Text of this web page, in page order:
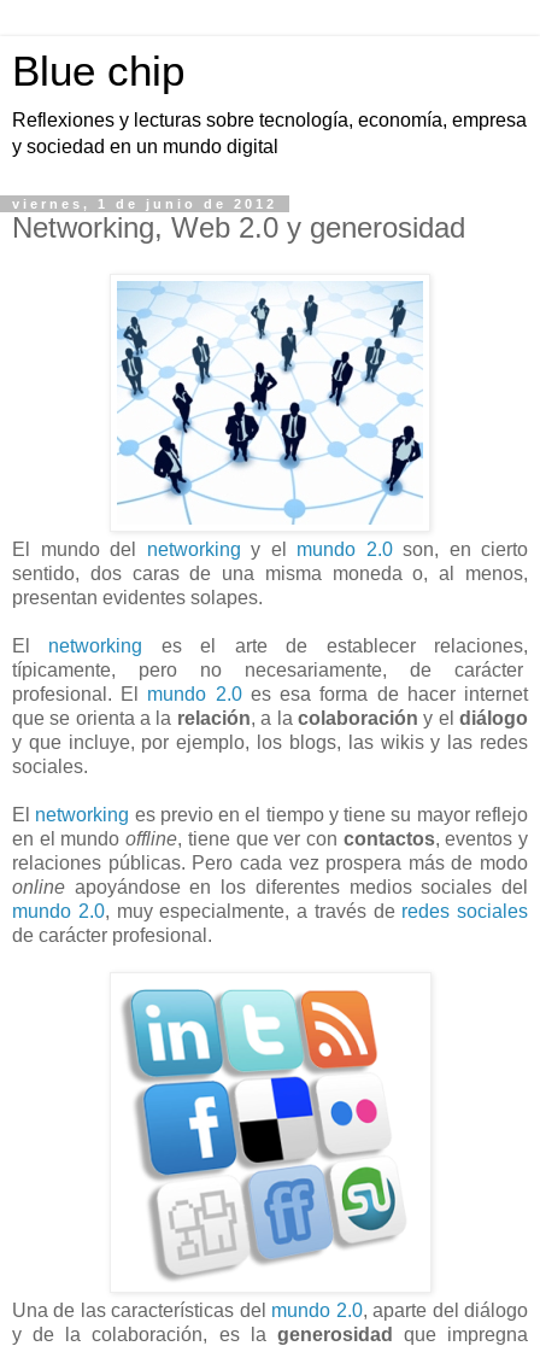
Blue chip
Reflexiones y lecturas sobre tecnología, economía, empresa
y sociedad en un mundo digital
viernes, 1 de junio de 2012
Networking, Web 2.0 y generosidad
El mundo del networking y el mundo 2.0son, en cierto
sentido, dos caras de una misma moneda o, al menos,
presentan evidentes solapes.
El networking es el arte de establecer relaciones,
típicamente, pero no necesariamente, de carácter
profesional. El mundo 2.0es esa forma de hacer internet
que se orienta a la relación, a la colaboración y eldiálogo
y que incluye, por ejemplo, los blogs, las wikis y las redes
sociales.
El networking es previo en el tiempo y tiene su mayor reflejo
en el mundooffline, tiene que ver con contactos, eventos y
relaciones públicas. Pero cada vez prospera más de modo
online apoyándose en los diferentes medios sociales del
mundo 2.0, muy especialmente, a través de redes sociales
de carácter profesional.
Una de las características del mundo 2.0, aparte del diálogo
y de la colaboración, es la generosidad
que impregna